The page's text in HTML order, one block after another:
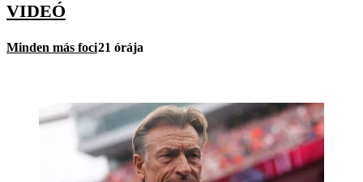
VIDEÓ
Minden más foci21 órája